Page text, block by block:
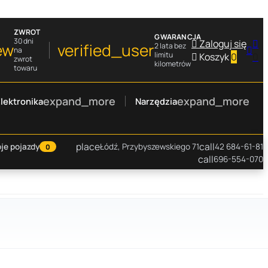
ZWROT
30 dni
na
zwrot
towaru
verified_user
GWARANCJA
2 lata bez
limitu
kilometrów
Zaloguj się
 Koszyk0 
0
expand_more Narzędziaexpand_more
pojazdy 0 placeŁódź, Przybyszewskiego 71call42 684-61-81
call696-554-070